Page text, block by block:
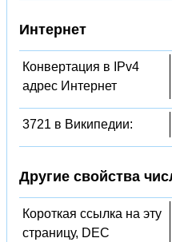
Интернет
Конвертация в IPv4
адрес Интернет
3721 в Википедии:
Другие свойства
Короткая ссылка на эту
страницу, DEC